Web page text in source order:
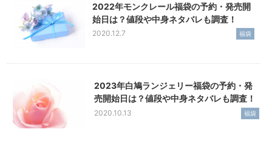
2022年モンクレール福袋の予約・発売開
始日は？値段や中身ネタバレも調査！
2020.12.7 福袋
2023年白鳩ランジェリー福袋の予約・発
売開始日は？値段や中身ネタバレも調査！
2020.10.13 福袋